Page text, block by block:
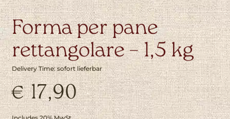
Forma per pane
rettangolare – 1,5 kg
Delivery Time: sofort lieferbar
€17,90